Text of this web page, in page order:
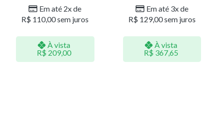
Em até 2x de
R$ 110,00sem juros
À vista
R$ 209,00
Em até 3x de
R$ 129,00sem juros
À vista
R$ 367,65